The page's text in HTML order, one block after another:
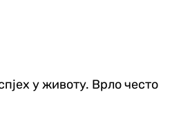
у животу. Врло често